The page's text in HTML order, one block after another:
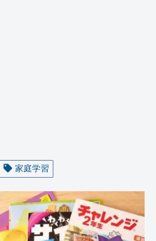
家庭学習